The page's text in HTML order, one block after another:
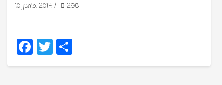
10 junio, 2014 / 298
Facebook
Twitter